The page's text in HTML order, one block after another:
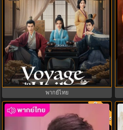
Voyage to Haihun ทะลุเวลาปั้น
ฮ่องเต้ใหม่ (2025) พากย์ไทย ซับไทย
EP.1-24
พากย์ไทย
8.0 พากย์ไทย